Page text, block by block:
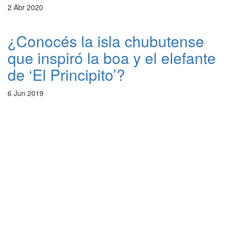
2 Abr 2020
¿Conocés la isla chubutense
que inspiró la boa y el elefante
de ‘El Principito’?
6 Jun 2019